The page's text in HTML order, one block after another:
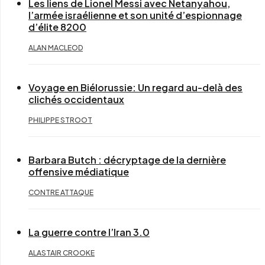
Les liens de Lionel Messi avec Netanyahou,
l’armée israélienne et son unité d’espionnage
d’élite 8200
ALAN MACLEOD
Voyage en Biélorussie: Un regard au-delà des
clichés occidentaux
PHILIPPE STROOT
Barbara Butch : décryptage de la dernière
offensive médiatique
CONTRE ATTAQUE
La guerre contre l’Iran 3.0
ALASTAIR CROOKE